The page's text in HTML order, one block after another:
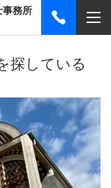
事務所
探している